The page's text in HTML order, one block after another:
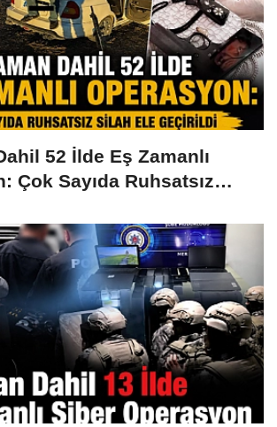
52 İlde Eş Zamanlı
Çok Sayıda Ruhsatsız